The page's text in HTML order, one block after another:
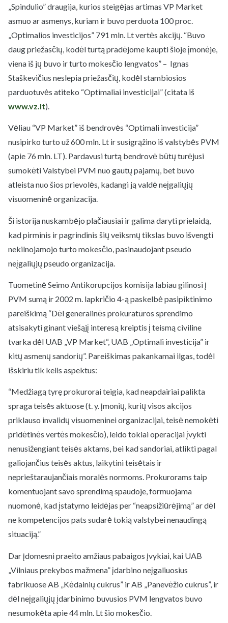
„Spindulio” draugija, kurios steigėjas artimas VP Market
asmuo ar asmenys, kuriam ir buvo perduota 100 proc.
„Optimalios investicijos” 791 mln. Lt vertės akcijų. “Buvo
daug priežasčių, kodėl turtą pradėjome kaupti šioje įmonėje,
viena iš jų buvo ir turto mokesčio lengvatos” – Ignas
Staškevičius neslepia priežasčių, kodėl stambiosios
parduotuvės atiteko “Optimaliai investicijai” (citata iš
www.vz.lt).
Vėliau “VP Market” iš bendrovės “Optimali investicija”
nusipirko turto už 600 mln. Lt ir susigrąžino iš valstybės PVM
(apie 76 mln. LT). Pardavusi turtą bendrovė būtų turėjusi
sumokėti Valstybei PVM nuo gautų pajamų, bet buvo
atleista nuo šios prievolės, kadangi ją valdė neįgaliųjų
visuomeninė organizacija.
Ši istorija nuskambėjo plačiausiai ir galima daryti prielaidą,
kad pirminis ir pagrindinis šių veiksmų tikslas buvo išvengti
nekilnojamojo turto mokesčio, pasinaudojant pseudo
neįgaliųjų pseudo organizacija.
Tuometinė Seimo Antikorupcijos komisija labiau gilinosi į
PVM sumą ir 2002 m. lapkričio 4-ą paskelbė pasipiktinimo
pareiškimą “Dėl generalinės prokuratūros sprendimo
atsisakyti ginant viešąjį interesą kreiptis į teismą civiline
tvarka dėl UAB „VP Market“, UAB „Optimali investicija” ir
kitų asmenų sandorių”. Pareiškimas pakankamai ilgas, todėl
išskiriu tik kelis aspektus:
“Medžiagą tyrę prokurorai teigia, kad neapdairiai palikta
spraga teisės aktuose (t. y. įmonių, kurių visos akcijos
priklauso invalidų visuomeninei organizacijai, teisė nemokėti
pridėtinės vertės mokesčio), leido tokiai operacijai įvykti
nenusižengiant teisės aktams, bei kad sandoriai, atlikti pagal
galiojančius teisės aktus, laikytini teisėtais ir
neprieštaraujančiais moralės normoms. Prokurorams taip
komentuojant savo sprendimą spaudoje, formuojama
nuomonė, kad įstatymo leidėjas per “neapsižiūrėjimą” ar dėl
ne kompetencijos pats sudarė tokią valstybei nenaudingą
situaciją.”
Dar įdomesni praeito amžiaus pabaigos įvykiai, kai UAB
„Vilniaus prekybos mažmena” įdarbino neįgaliuosius
fabrikuose AB „Kėdainių cukrus” ir AB „Panevėžio cukrus”, ir
dėl neįgaliųjų įdarbinimo buvusios PVM lengvatos buvo
nesumokėta apie 44 mln. Lt šio mokesčio.